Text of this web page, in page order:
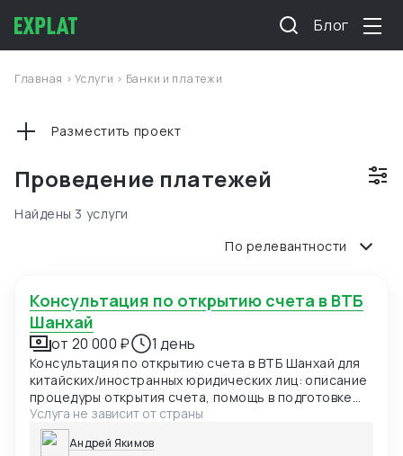
Блог
Главная >Услуги > Банки и платежи
Проведение платежей
Разместить проект
Найдены 3 услуги
По релевантности
Консультация по открытию счета в ВТБ
Шанхай
от 20 000 ₽ 1 день
Консультация по открытию счета в ВТБ Шанхай для
китайских/иностранных юридических лиц: описание
процедуры открытия счета, помощь в подготовке
документов, содействие в подаче заявки.
Услуга не зависит от страны
Андрей Якимов